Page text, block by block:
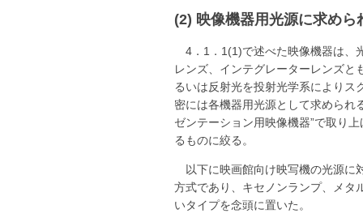
(2) 映像機器用光源に求めら
4．1．1(1)で述べた映像機器は、
レンズ、インテグレーターレンズ
るいは反射光を投射光学系により
密には各機器用光源として求められ
ゼンテーション用映像機器”で取り
るものに絞る。
以下に映画館向け映写機の光源
方式であり、キセノンランプ、メタ
いタイプを念頭に置いた。